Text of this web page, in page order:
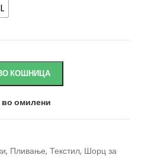
КОШНИЦА
омилени
, Пливање, Текстил, Шорц за